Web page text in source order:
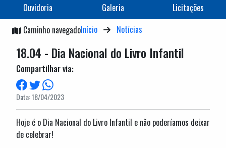
Ouvidoria Galeria
Licitações
Caminho navegadoInício Notícias
18.04 - Dia Nacional do Livro Infantil
Compartilhar via:
Data: 18/04/2023
Hoje é o Dia Nacional do Livro Infantil e não poderíamos deixar
de celebrar!